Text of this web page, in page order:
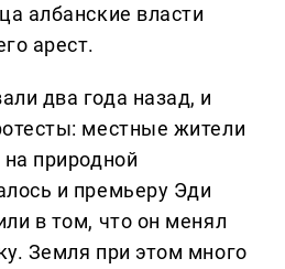
албанские власти
арест.
два года назад, и
местные жители
на природной
и премьеру Эди
в том, что он менял
Земля при этом много